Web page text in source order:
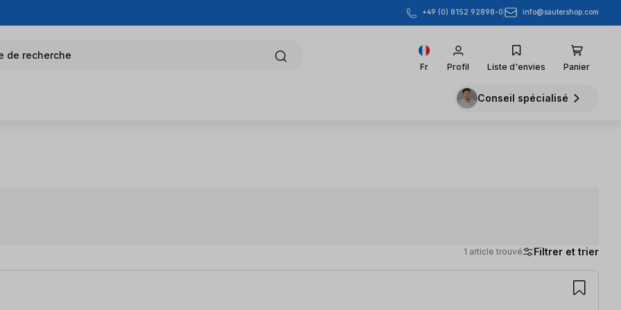
+49 (0) 8152 92898-0 info@sautershop.com
de recherche
Fr Profil Liste d'envies Panier
Conseil spécialisé
1 article trouvé Filtrer et trier